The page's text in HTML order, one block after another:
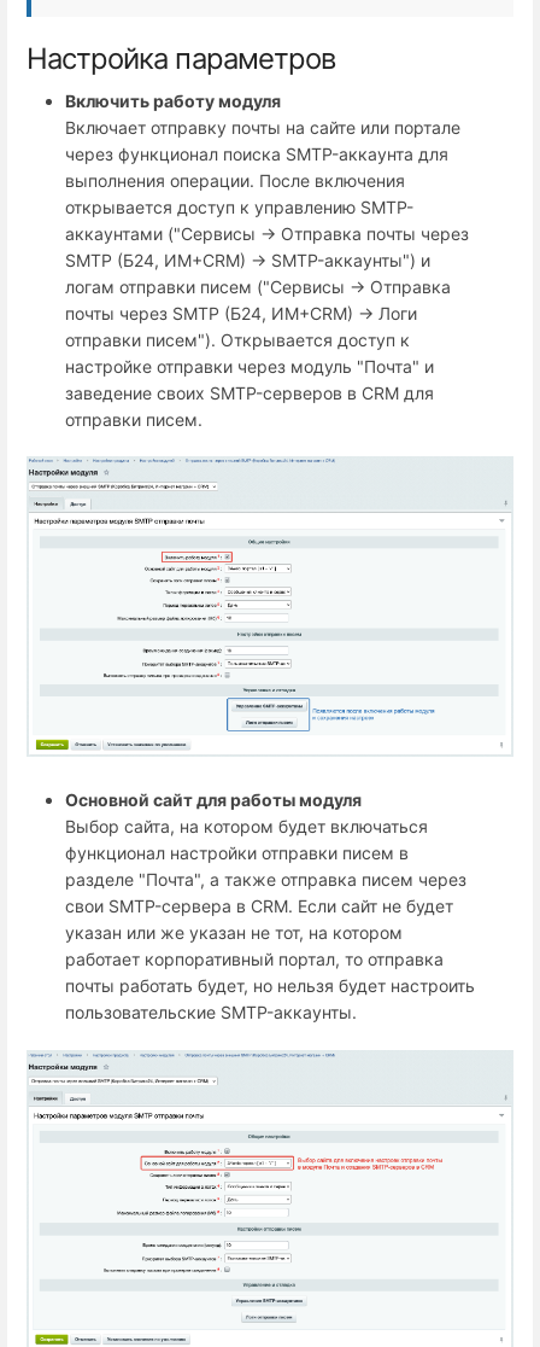
Настройка параметров
Включить работу модуля
Включает отправку почты на сайте или портале
через функционал поиска SMTP-аккаунта для
выполнения операции. После включения
открывается доступ к управлению SMTP-
аккаунтами ("Сервисы → Отправка почты через
SMTP (Б24, ИМ+СRM) → SMTP-аккаунты") и
логам отправки писем ("Сервисы → Отправка
почты через SMTP (Б24, ИМ+СRM) → Логи
отправки писем"). Открывается доступ к
настройке отправки через модуль "Почта" и
заведение своих SMTP-серверов в CRM для
отправки писем.
Основной сайт для работы модуля
Выбор сайта, на котором будет включаться
функционал настройки отправки писем в
разделе "Почта", а также отправка писем через
свои SMTP-сервера в CRM. Если сайт не будет
указан или же указан не тот, на котором
работает корпоративный портал, то отправка
почты работать будет, но нельзя будет настроить
пользовательские SMTP-аккаунты.